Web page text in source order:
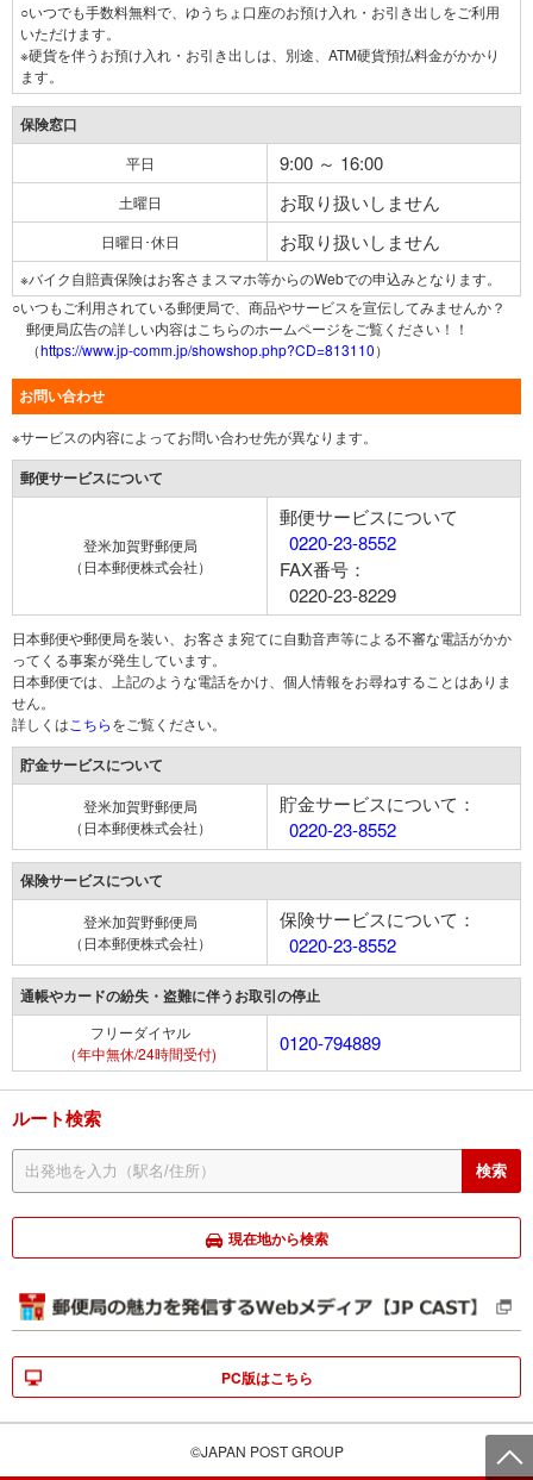
○いつでも手数料無料で、ゆうちょ口座のお預け入れ・お引き出しをご利用
いただけます。
※硬貨を伴うお預け入れ・お引き出しは、別途、ATM硬貨預払料金がかかり
ます。
保険窓口
平日 9:00 ～ 16:00
土曜日 お取り扱いしません
日曜日･休日 お取り扱いしません
※バイク自賠責保険はお客さまスマホ等からのWebでの申込みとなります。
○いつもご利用されている郵便局で、商品やサービスを宣伝してみませんか？
郵便局広告の詳しい内容はこちらのホームページをご覧ください！！
（https://www.jp-comm.jp/showshop.php?CD=813110）
お問い合わせ
※サービスの内容によってお問い合わせ先が異なります。
郵便サービスについて
登米加賀野郵便局
（日本郵便株式会社）
郵便サービスについて
0220-23-8552
FAX番号：
0220-23-8229
日本郵便や郵便局を装い、お客さま宛てに自動音声等による不審な電話がかか
ってくる事案が発生しています。
日本郵便では、上記のような電話をかけ、個人情報をお尋ねすることはありま
せん。
詳しくは こちらをご覧ください。
貯金サービスについて
登米加賀野郵便局
（日本郵便株式会社）
貯金サービスについて：
0220-23-8552
保険サービスについて
登米加賀野郵便局
（日本郵便株式会社）
保険サービスについて：
0220-23-8552
通帳やカードの紛失・盗難に伴うお取引の停止
フリーダイヤル
（年中無休/24時間受付)
0120-794889
ルート検索
現在地から検索
PC版はこちら
©JAPAN POST GROUP